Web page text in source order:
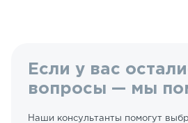
Если у вас
вопросы — мы
Наши консультанты помогут